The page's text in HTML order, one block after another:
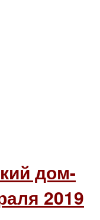
дом-
2019